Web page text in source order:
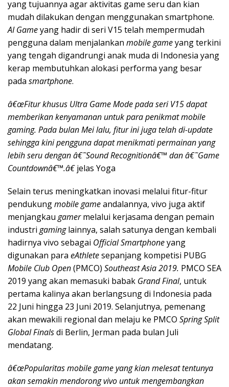
yang tujuannya agar aktivitas game seru dan kian
mudah dilakukan dengan menggunakan smartphone.
AI Gameyang hadir di seri V15 telah mempermudah
pengguna dalam menjalankan mobile gameyang terkini
yang tengah digandrungi anak muda di Indonesia yang
kerap membutuhkan alokasi performa yang besar
pada smartphone.
â€œFitur khusus Ultra Game Mode pada seri V15 dapat
memberikan kenyamanan untuk para penikmat mobile
gaming. Pada bulan Mei lalu, fitur ini juga telah di-update
sehingga kini pengguna dapat menikmati permainan yang
lebih seru dengan â€˜Sound Recognitionâ€™ dan â€˜Game
Countdownâ€™.â€jelas Yoga
Selain terus meningkatkan inovasi melalui fitur-fitur
pendukungmobile gameandalannya, vivo juga aktif
menjangkau gamermelalui kerjasama dengan pemain
industri gaminglainnya, salah satunya dengan kembali
hadirnya vivo sebagai Official Smartphoneyang
digunakan para eAthletesepanjang kompetisi PUBG
Mobile Club Open(PMCO) Southeast Asia 2019. PMCO SEA
2019 yang akan memasuki babak Grand Final, untuk
pertama kalinya akan berlangsung di Indonesia pada
22 Juni hingga 23 Juni 2019. Selanjutnya, pemenang
akan mewakili regional dan melaju ke PMCO Spring Split
Global Finalsdi Berlin, Jerman pada bulan Juli
mendatang.
â€œPopularitas mobile game yang kian melesat tentunya
akan semakin mendorong vivo untuk mengembangkan